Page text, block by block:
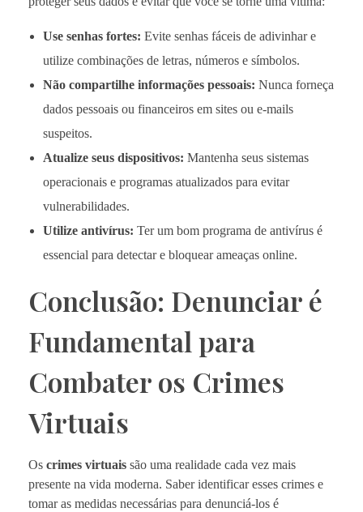
Use senhas fortes: Evite senhas fáceis de adivinhar e
utilize combinações de letras, números e símbolos.
Não compartilhe informações pessoais: Nunca forneça
dados pessoais ou financeiros em sites ou e-mails
suspeitos.
Atualize seus dispositivos: Mantenha seus sistemas
operacionais e programas atualizados para evitar
vulnerabilidades.
Utilize antivírus: Ter um bom programa de antivírus é
essencial para detectar e bloquear ameaças online.
Conclusão: Denunciar é
Fundamental para
Combater os Crimes
Virtuais
Os crimes virtuais são uma realidade cada vez mais
presente na vida moderna. Saber identificar esses crimes e
tomar as medidas necessárias para denunciá-los é